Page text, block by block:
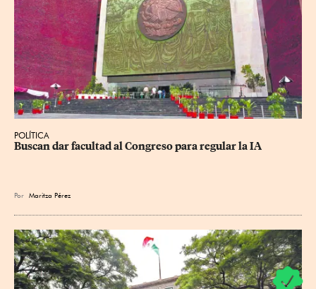
POLÍTICA
Buscan dar facultad al Congreso para regular la IA
Por Maritza Pérez